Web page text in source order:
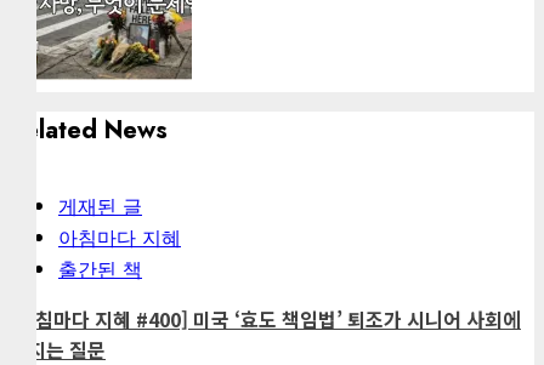
Related News
게재된 글
아침마다 지혜
출간된 책
[아침마다 지혜 #400] 미국 ‘효도 책임법’ 퇴조가 시니어 사회에
던지는 질문